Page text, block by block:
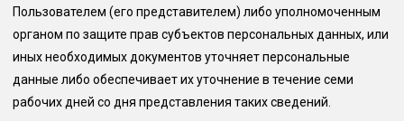
Пользователем (его представителем) либо уполномоченным
органом по защите прав субъектов персональных данных, или
иных необходимых документов уточняет персональные
данные либо обеспечивает их уточнение в течение семи
рабочих дней со дня представления таких сведений.